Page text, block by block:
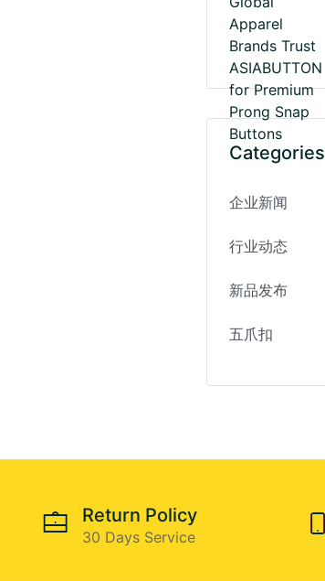
Categories
企业新闻
行业动态
新品发布
五爪扣
Return Policy
30 Days Service